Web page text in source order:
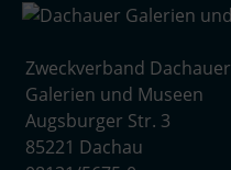
Zweckverband Dachauer
Galerien und Museen
Augsburger Str. 3
85221 Dachau